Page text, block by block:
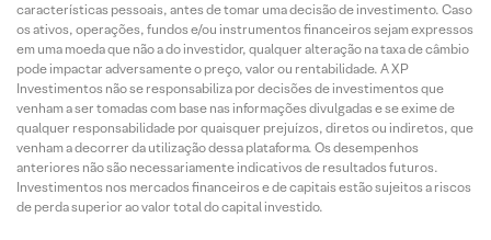
características pessoais, antes de tomar uma decisão de investimento. Caso
os ativos, operações, fundos e/ou instrumentos financeiros sejam expressos
em uma moeda que não a do investidor, qualquer alteração na taxa de câmbio
pode impactar adversamente o preço, valor ou rentabilidade. A XP
Investimentos não se responsabiliza por decisões de investimentos que
venham a ser tomadas com base nas informações divulgadas e se exime de
qualquer responsabilidade por quaisquer prejuízos, diretos ou indiretos, que
venham a decorrer da utilização dessa plataforma. Os desempenhos
anteriores não são necessariamente indicativos de resultados futuros.
Investimentos nos mercados financeiros e de capitais estão sujeitos a riscos
de perda superior ao valor total do capital investido.